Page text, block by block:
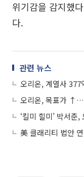
위기감을 감지했
다.
관련 뉴스
오리온, 계열사 377
오리온, 목표가 ↑…